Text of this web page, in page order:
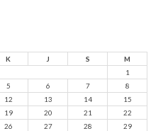
K J S
M
1
5 6 7
8
12 13 14
15
19 20 21
22
26 27 28
29